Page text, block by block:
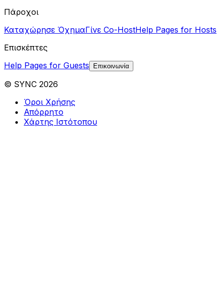
Πάροχοι
Καταχώρησε ΌχημαΓίνε Co-HostHelp Pages for Hosts
Επισκέπτες
Help Pages for Guests
Επικοινωνία
© SYNC 2026
Όροι Χρήσης
Απόρρητο
Χάρτης Ιστότοπου